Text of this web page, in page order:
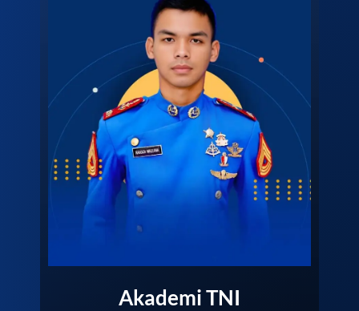
Akademi TNI